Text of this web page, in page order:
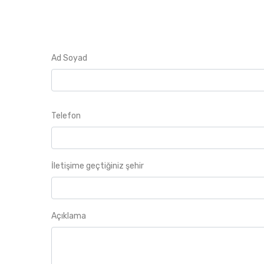
Ad Soyad
Telefon
İletişime geçtiğiniz şehir
Açıklama